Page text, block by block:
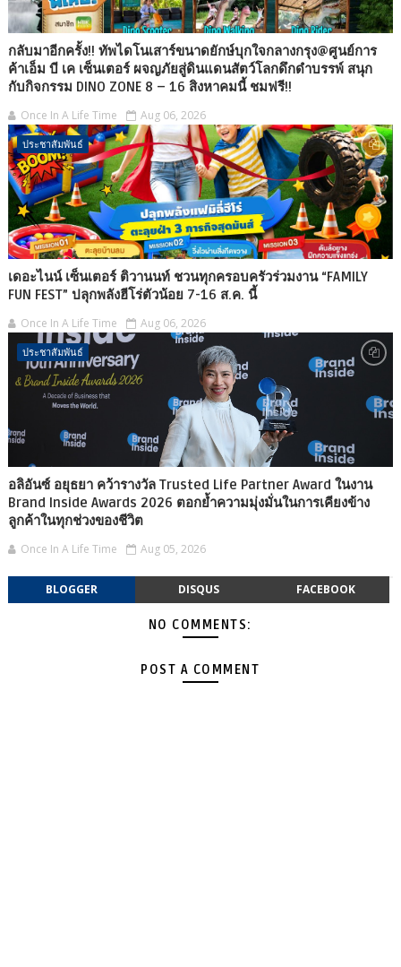
กลับมาอีกครั้ง!! ทัพไดโนเสาร์ขนาดยักษ์บุกใจกลางกรุง@ศูนย์การ
ค้าเอ็ม บี เค เซ็นเตอร์ ผจญภัยสู่ดินแดนสัตว์โลกดึกดำบรรพ์ สนุก
กับกิจกรรม DINO ZONE 8 – 16 สิงหาคมนี้ ชมฟรี!!
Once In A Life Time Aug 06, 2026
ประชาสัมพันธ์
เดอะไนน์ เซ็นเตอร์ ติวานนท์ ชวนทุกครอบครัวร่วมงาน “FAMILY
FUN FEST” ปลุกพลังฮีโร่ตัวน้อย 7-16 ส.ค. นี้
Once In A Life Time Aug 06, 2026
ประชาสัมพันธ์
อลิอันซ์ อยุธยา คว้ารางวัล Trusted Life Partner Award ในงาน
Brand Inside Awards 2026 ตอกย้ำความมุ่งมั่นในการเคียงข้าง
ลูกค้าในทุกช่วงของชีวิต
Once In A Life Time Aug 05, 2026
BLOGGER DISQUS FACEBOOK
NO COMMENTS:
POST A COMMENT